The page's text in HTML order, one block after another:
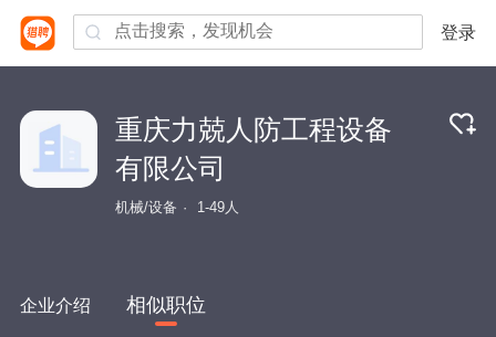
登录
重庆力兢人防工程设备
有限公司
机械/设备 1-49人
企业介绍 相似职位